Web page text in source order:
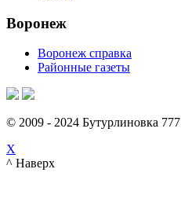
Воронеж
Воронеж справка
Районные газеты
© 2009 - 2024 Бутурлиновка 777
X
^ Наверх